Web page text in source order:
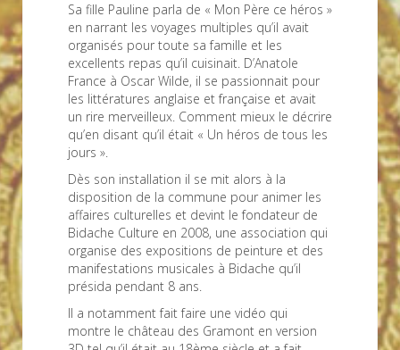
Sa fille Pauline parla de « Mon Père ce héros »
en narrant les voyages multiples qu’il avait
organisés pour toute sa famille et les
excellents repas qu’il cuisinait. D’Anatole
France à Oscar Wilde, il se passionnait pour
les littératures anglaise et française et avait
un rire merveilleux. Comment mieux le décrire
qu’en disant qu’il était « Un héros de tous les
jours ».
Dès son installation il se mit alors à la
disposition de la commune pour animer les
affaires culturelles et devint le fondateur de
Bidache Culture en 2008, une association qui
organise des expositions de peinture et des
manifestations musicales à Bidache qu’il
présida pendant 8 ans.
Il a notamment fait faire une vidéo qui
montre le château des Gramont en version